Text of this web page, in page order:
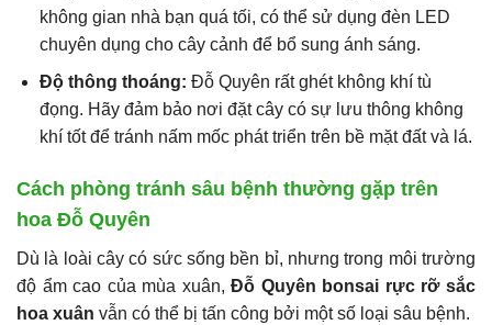
không gian nhà bạn quá tối, có thể sử dụng đèn LED
chuyên dụng cho cây cảnh để bổ sung ánh sáng.
Độ thông thoáng: Đỗ Quyên rất ghét không khí tù
đọng. Hãy đảm bảo nơi đặt cây có sự lưu thông không
khí tốt để tránh nấm mốc phát triển trên bề mặt đất và lá.
Cách phòng tránh sâu bệnh thường gặp trên
hoa Đỗ Quyên
Dù là loài cây có sức sống bền bỉ, nhưng trong môi trường
độ ẩm cao của mùa xuân,Đỗ Quyên bonsai rực rỡ sắc
hoa xuân vẫn có thể bị tấn công bởi một số loại sâu bệnh.